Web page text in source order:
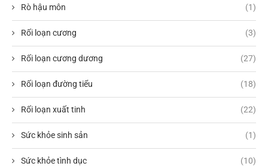
Rò hậu môn (1)
Rối loạn cương (3)
Rối loạn cương dương (27)
Rối loạn đường tiểu (18)
Rối loạn xuất tinh (22)
Sức khỏe sinh sản (1)
Sức khỏe tình dục (10)